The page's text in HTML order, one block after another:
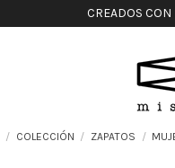
CREADOS CON
COLECCIÓN ZAPATOS